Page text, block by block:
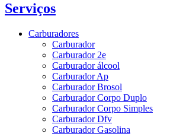
Serviços
Carburadores
Carburador
Carburador 2e
Carburador álcool
Carburador Ap
Carburador Brosol
Carburador Corpo Duplo
Carburador Corpo Simples
Carburador Dfv
Carburador Gasolina